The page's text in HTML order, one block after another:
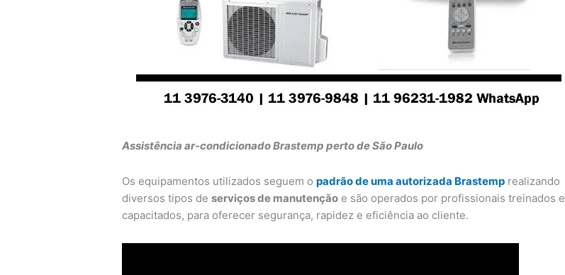
Assistência ar-condicionado Brastemp perto de São Paulo
Os equipamentos utilizados seguem opadrão de uma autorizada Brastemp realizando
diversos tipos deserviços de manutenção e são operados por profissionais treinados e
capacitados, para oferecer segurança, rapidez e eficiência ao cliente.